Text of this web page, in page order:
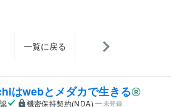
一覧に戻る
はwebとメダカで生きる
機密保持契約(NDA) 未登録